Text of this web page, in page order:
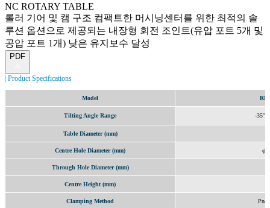
NC ROTARY TABLE
롤러 기어 및 캠 구조 컴팩트한 머시닝센터를 위한 최적의 솔
루션 옵션으로 제공되는 내장형 회전 조인트(유압 포트 5개 및
공압 포트 1개) 낮은 유지보수 달성
PDF
Product Specifications
Model
Tilting Angle Range -35°
Table Diameter (mm)
Centre Hole Diameter (mm)
Through Hole Diameter (mm)
Centre Height (mm)
Clamping Method